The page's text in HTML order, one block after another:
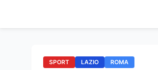
SPORT LAZIO ROMA